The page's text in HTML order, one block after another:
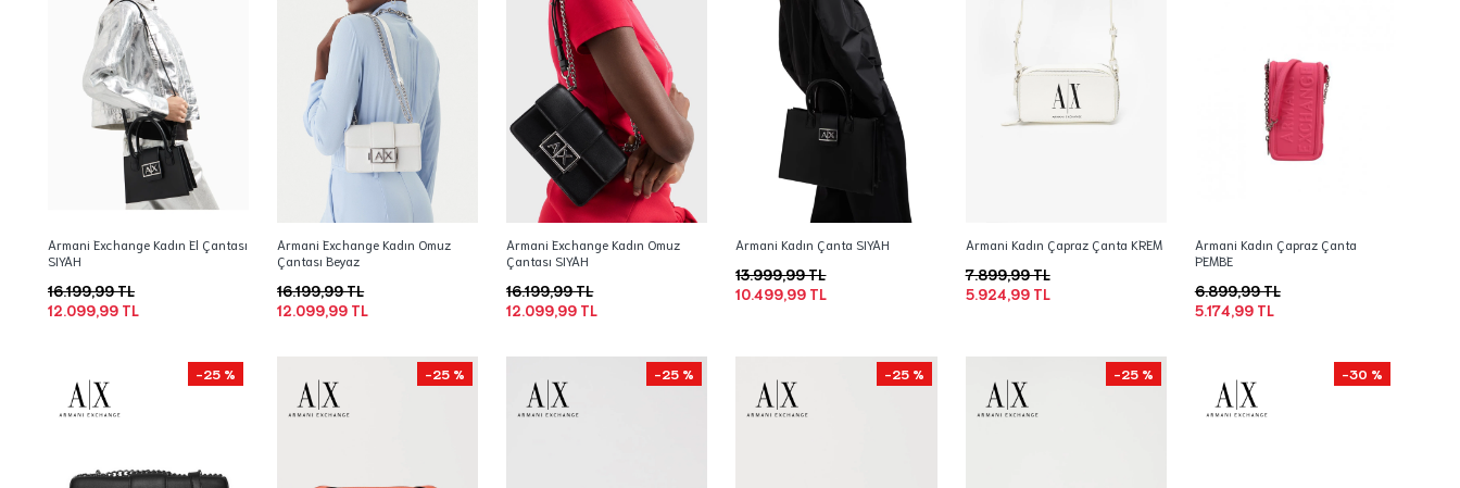
Armani Exchange Kadın El Çantası
SIYAH
12.099,99 TL
16.199,99 TL
Armani Exchange Kadın Omuz
Çantası Beyaz
12.099,99 TL
16.199,99 TL
Armani Exchange Kadın Omuz
Çantası SIYAH
12.099,99 TL
16.199,99 TL
Armani Kadın Çanta SIYAH
10.499,99 TL
13.999,99 TL
Armani Kadın Çapraz Çanta KREM
5.924,99 TL
7.899,99 TL
Armani Kadın Çapraz Çanta
PEMBE
5.174,99 TL
6.899,99 TL
-25 % -25 % -25 % -25 % -25 % -30 %